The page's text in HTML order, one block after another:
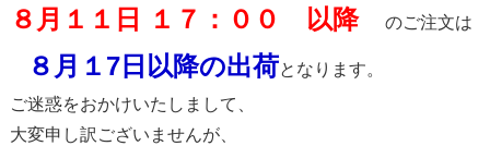
８月 １１日 １７：００ 以降 のご注文は
８月１7日以降の出荷となります。
ご迷惑をおかけいたしまして、
大変申し訳ございませんが、